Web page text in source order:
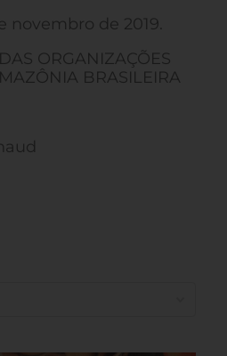
novembro de 2019.
ORGANIZAÇÕES
BRASILEIRA